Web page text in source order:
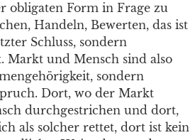
obligaten Form in Frage zu
Handeln, Bewerten, das ist
Schluss, sondern
Markt und Mensch sind also
sondern
Dort, wo der Markt
durchgestrichen und dort,
als solcher rettet, dort ist kein